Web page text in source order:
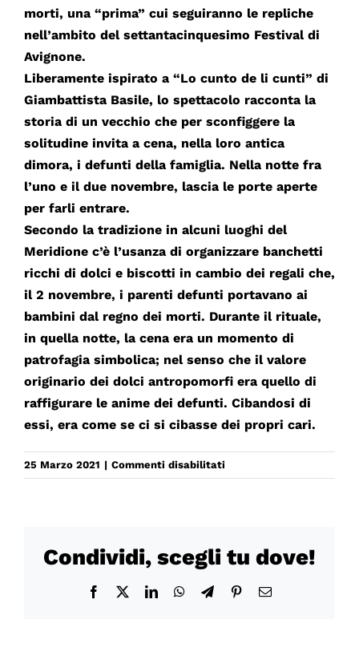
morti, una “prima” cui seguiranno le repliche
nell’ambito del settantacinquesimo Festival di
Avignone.
Liberamente ispirato a “Lo cunto de li cunti” di
Giambattista Basile, lo spettacolo racconta la
storia di un vecchio che per sconfiggere la
solitudine invita a cena, nella loro antica
dimora, i defunti della famiglia. Nella notte fra
l’uno e il due novembre, lascia le porte aperte
per farli entrare.
Secondo la tradizione in alcuni luoghi del
Meridione c’è l’usanza di organizzare banchetti
ricchi di dolci e biscotti in cambio dei regali che,
il 2 novembre, i parenti defunti portavano ai
bambini dal regno dei morti. Durante il rituale,
in quella notte, la cena era un momento di
patrofagia simbolica; nel senso che il valore
originario dei dolci antropomorfi era quello di
raffigurare le anime dei defunti. Cibandosi di
essi, era come se ci si cibasse dei propri cari.
25 Marzo 2021 | Commenti disabilitatisu
PUPO
Condividi, scegli tu dove!
Facebook LinkedInWhatsApp
TelegramPinterestEmail